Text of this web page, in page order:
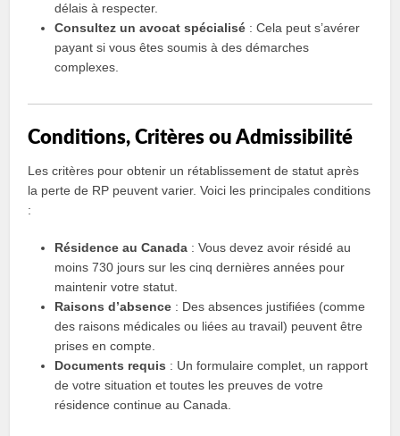
délais à respecter.
Consultez un avocat spécialisé : Cela peut s’avérer
payant si vous êtes soumis à des démarches
complexes.
Conditions, Critères ou Admissibilité
Les critères pour obtenir un rétablissement de statut après
la perte de RP peuvent varier. Voici les principales conditions
:
Résidence au Canada : Vous devez avoir résidé au
moins 730 jours sur les cinq dernières années pour
maintenir votre statut.
Raisons d’absence : Des absences justifiées (comme
des raisons médicales ou liées au travail) peuvent être
prises en compte.
Documents requis : Un formulaire complet, un rapport
de votre situation et toutes les preuves de votre
résidence continue au Canada.